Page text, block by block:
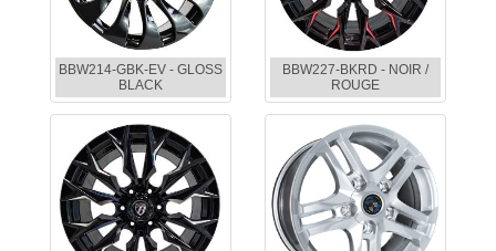
BBW214-GBK-EV - GLOSS
BLACK
BBW227-BKRD - NOIR /
ROUGE